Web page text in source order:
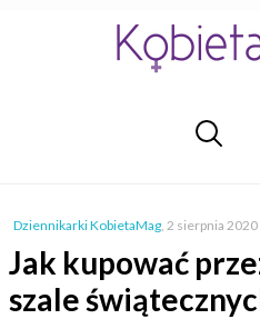
Dziennikarki KobietaMag, 2 sierpnia 2020
Jak kupować
szale